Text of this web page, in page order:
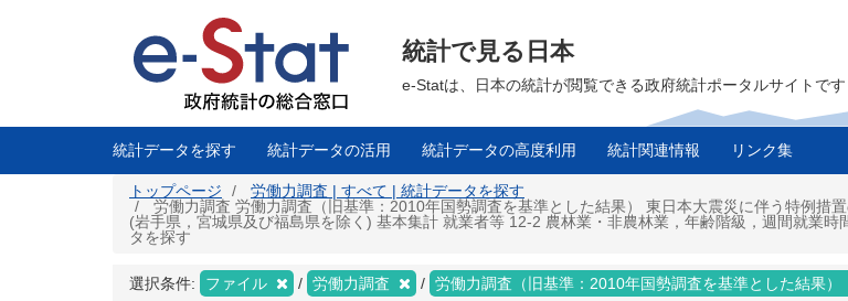
に
統計で見る日本
e-Statは、日本の統計が閲覧できる政府統計ポータルサイトです
統計データを探す 統計データの活用 統計データの高度利用 統計関連情報 リンク集
トップページ
労働力調査 | すべて | 統計データを探す
労働力調査 労働力調査（旧基準：2010年国勢調査を基準とした結果） 東日本大震災に伴う特例措
(岩手県，宮城県及び福島県を除く) 基本集計 就業者等 12-2 農林業・非農林業，年齢階級，週間就業
タを探す
選択条件: ファイル 労働力調査 労働力調査（旧基準：2010年国勢調査を基準とした結果）